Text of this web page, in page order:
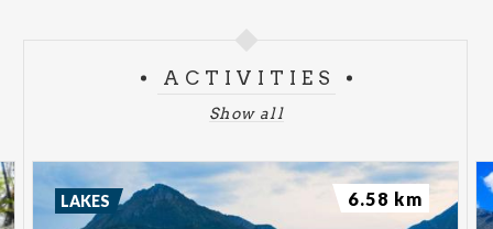
ACTIVITIES
Show all
LAKES 6.58 km